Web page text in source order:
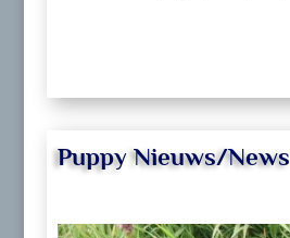
Puppy Nieuws/News